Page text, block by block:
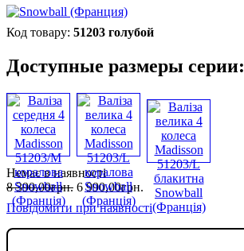
51203 голубой
Доступные размеры серии:
Немає в наявності
8 390,00грн. 6 990,00грн.
Повідомити при наявності